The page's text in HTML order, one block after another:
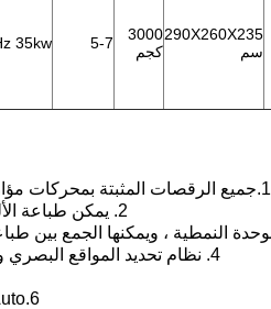
290X260X235
سم
3000
كجم
5-7
35kw
1.جميع الرقصات المثبتة بمحركات مؤازرة للدوران (لا حاجة للتروس ، تغيير سهل وسريع للمنتج) ؛
2. يمكن طباعة الألوان على الزجاجات الأسطوانية والجرار دون نقطة تسجيل.
4. نظام تحديد المواقع البصري ونظام الفحص البصري اختياريان بناء على متطلبات العميل.
6.Auto مكافحة ساكنة نظام تنظيف الغبار قبل الطباعة اختياري.